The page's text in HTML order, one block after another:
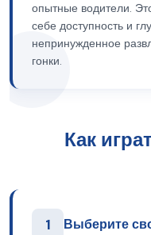
опытные водители.
себе доступность и
непринужденное
гонки.
Как
1 Выберите